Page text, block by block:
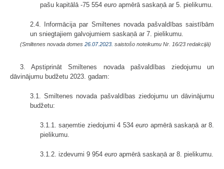
pašu kapitālā -75 554 euro apmērā saskaņā ar 5. pielikumu.
2.4. Informācija par Smiltenes novada pašvaldības saistībām
un sniegtajiem galvojumiem saskaņā ar 7. pielikumu.
(Smiltenes novada domes 26.07.2023. saistošo noteikumu Nr. 16/23 redakcijā)
3. Apstiprināt Smiltenes novada pašvaldības ziedojumu un
dāvinājumu budžetu 2023. gadam:
3.1. Smiltenes novada pašvaldības ziedojumu un dāvinājumu
budžetu:
3.1.1. saņemtie ziedojumi 4 534euro apmērā saskaņā ar 8.
pielikumu.
3.1.2. izdevumi 9 954 euro apmērā saskaņā ar 8. pielikumu.